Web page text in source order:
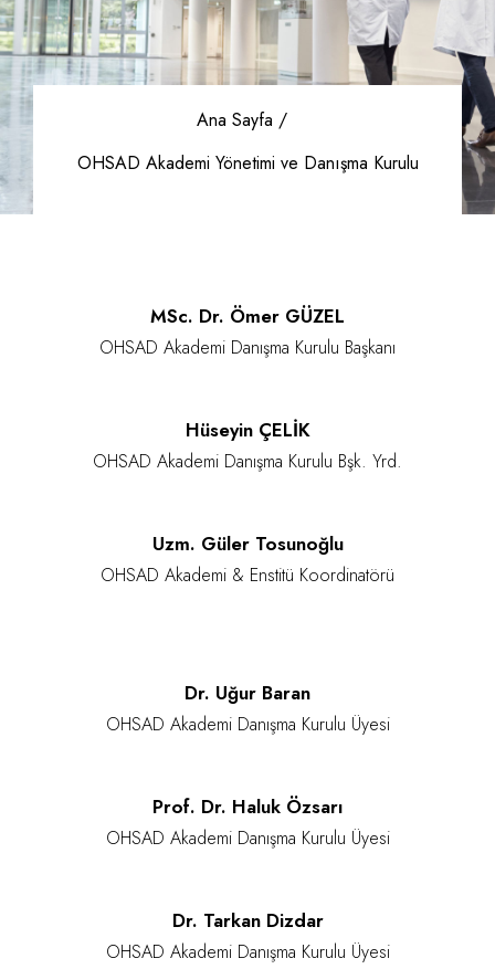
Ana Sayfa /
OHSAD Akademi Yönetimi ve Danışma Kurulu
MSc. Dr. Ömer GÜZEL
OHSAD Akademi Danışma Kurulu Başkanı
Hüseyin ÇELİK
OHSAD Akademi Danışma Kurulu Bşk. Yrd.
Uzm. Güler Tosunoğlu
OHSAD Akademi & Enstitü Koordinatörü
Dr. Uğur Baran
OHSAD Akademi Danışma Kurulu Üyesi
Prof. Dr. Haluk Özsarı
OHSAD Akademi Danışma Kurulu Üyesi
Dr. Tarkan Dizdar
OHSAD Akademi Danışma Kurulu Üyesi